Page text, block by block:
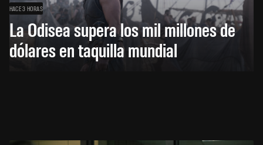
HACE 3 HORAS
La Odisea supera los mil millones de
dólares en taquilla mundial